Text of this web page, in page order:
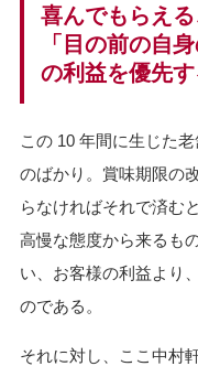
喜んでもらえる
「目の前の自
の利益を優先す
この 10 年間に生じた
のばかり。賞味期限の
らなければそれで済む
高慢な態度から来るも
い、お客様の利益より
のである。
それに対し、ここ中村